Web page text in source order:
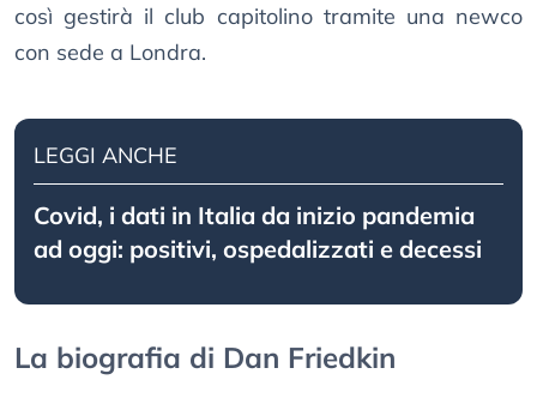
così gestirà il club capitolino tramite una newco
con sede a Londra.
LEGGI ANCHE
Covid, i dati in Italia da inizio pandemia
ad oggi: positivi, ospedalizzati e decessi
La biografia di Dan Friedkin